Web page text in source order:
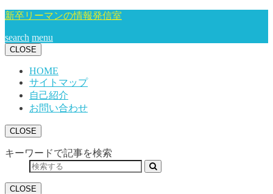
新卒リーマンの情報発信室
search menu
CLOSE
HOME
サイトマップ
自己紹介
お問い合わせ
CLOSE
キーワードで記事を検索
CLOSE